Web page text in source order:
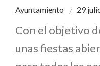
Ayuntamiento 29
Con el objetivo
unas fiestas